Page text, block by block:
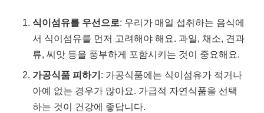
식이섬유를 우선으로: 우리가 매일 섭취하는 음식에
서 식이섬유를 먼저 고려해야 해요. 과일, 채소, 견과
류, 씨앗 등을 풍부하게 포함시키는 것이 중요해요.
가공식품 피하기: 가공식품에는 식이섬유가 적거나
아예 없는 경우가 많아요. 가급적 자연식품을 선택
하는 것이 건강에 좋답니다.